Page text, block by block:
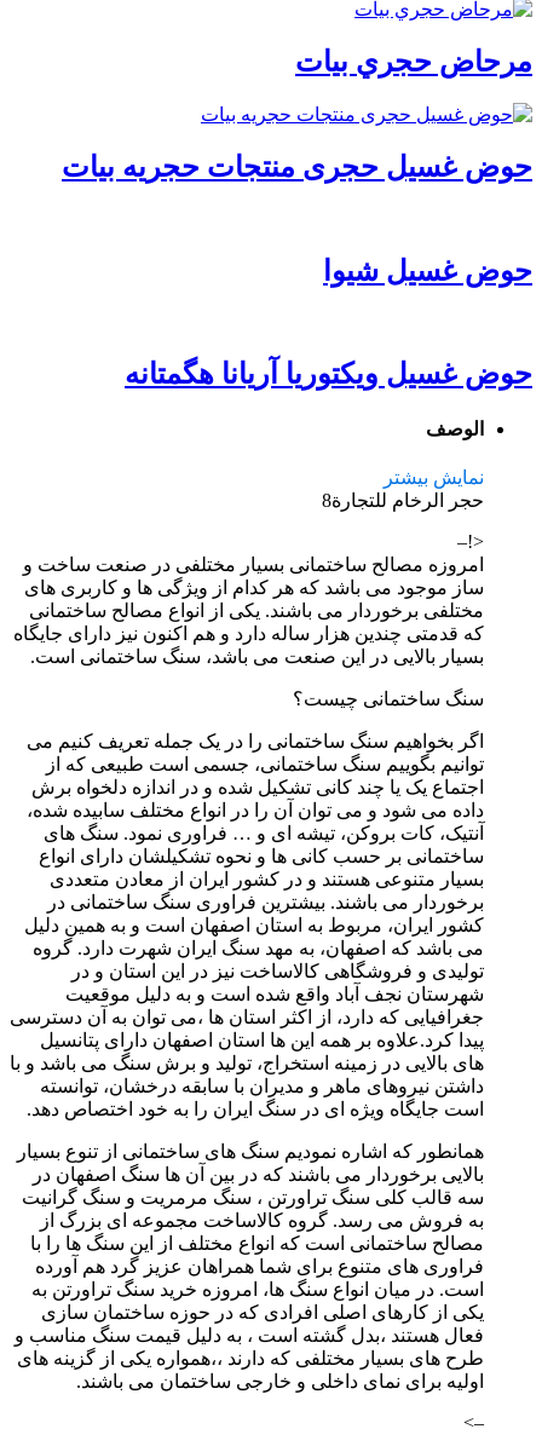
مرحاض حجري بیات
حوض غسیل حجری منتجات حجریه بیات
حوض غسیل شیوا
حوض غسیل ویکتوریا آریانا هگمتانه
الوصف
نمایش بیشتر
حجر الرخام للتجارة8
<!–
امروزه مصالح ساختمانی بسیار مختلفی در صنعت ساخت و
ساز موجود می باشد که هر کدام از ویژگی ها و کاربری های
مختلفی برخوردار می باشند. یکی از انواع مصالح ساختمانی
که قدمتی چندین هزار ساله دارد و هم اکنون نیز دارای جایگاه
بسیار بالایی در این صنعت می باشد، سنگ ساختمانی است.
سنگ ساختمانی چیست؟
اگر بخواهیم سنگ ساختمانی را در یک جمله تعریف کنیم می
توانیم بگوییم سنگ ساختمانی، جسمی است طبیعی که از
اجتماع یک یا چند کانی تشکیل شده و در اندازه دلخواه برش
داده می شود و می توان آن را در انواع مختلف سابیده شده،
آنتیک، کات بروکن، تیشه ای و … فراوری نمود. سنگ های
ساختمانی بر حسب کانی ها و نحوه تشکیلشان دارای انواع
بسیار متنوعی هستند و در کشور ایران از معادن متعددی
برخوردار می باشند. بیشترین فراوری سنگ ساختمانی در
کشور ایران، مربوط به استان اصفهان است و به همین دلیل
می باشد که اصفهان، به مهد سنگ ایران شهرت دارد. گروه
تولیدی و فروشگاهی کالاساخت نیز در این استان و در
شهرستان نجف آباد واقع شده است و به دلیل موقعیت
جغرافیایی که دارد، از اکثر استان ها ،می توان به آن دسترسی
پیدا کرد.علاوه بر همه این ها استان اصفهان دارای پتانسیل
های بالایی در زمینه استخراج، تولید و برش سنگ می باشد و با
داشتن نیروهای ماهر و مدیران با سابقه درخشان، توانسته
است جایگاه ویژه ای در سنگ ایران را به خود اختصاص دهد.
همانطور که اشاره نمودیم سنگ های ساختمانی از تنوع بسیار
بالایی برخوردار می باشند که در بین آن ها سنگ اصفهان در
سه قالب کلی سنگ تراورتن ، سنگ مرمریت و سنگ گرانیت
به فروش می رسد. گروه کالاساخت مجموعه ای بزرگ از
مصالح ساختمانی است که انواع مختلف از این سنگ ها را با
فراوری های متنوع برای شما همراهان عزیز گرد هم آورده
است. در میان انواع سنگ ها، امروزه خرید سنگ تراورتن به
یکی از کارهای اصلی افرادی که در حوزه ساختمان سازی
فعال هستند ،بدل گشته است ، به دلیل قیمت سنگ مناسب و
طرح های بسیار مختلفی که دارند ،،همواره یکی از گزینه های
اولیه برای نمای داخلی و خارجی ساختمان می باشند.
–>